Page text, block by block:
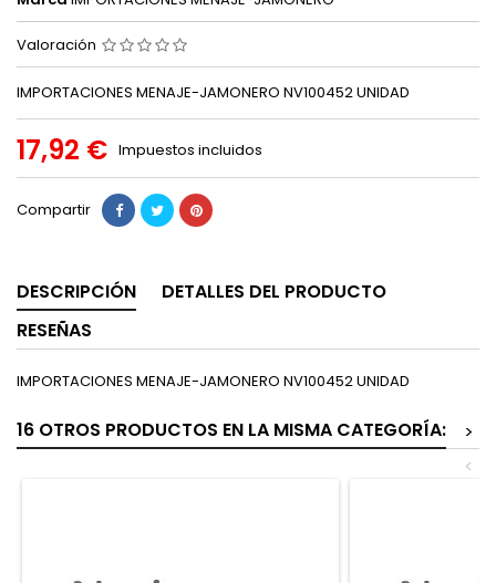
Valoración
IMPORTACIONES MENAJE-JAMONERO NV100452 UNIDAD
17,92 € Impuestos incluidos
Compartir
DESCRIPCIÓN
DETALLES DEL PRODUCTO
RESEÑAS
IMPORTACIONES MENAJE-JAMONERO NV100452 UNIDAD
16 OTROS PRODUCTOS EN LA MISMA CATEGORÍA:
>
<